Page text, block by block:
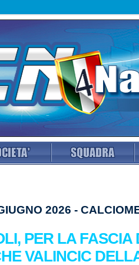
2026 -
PER LA FASCIA
VALINCIC